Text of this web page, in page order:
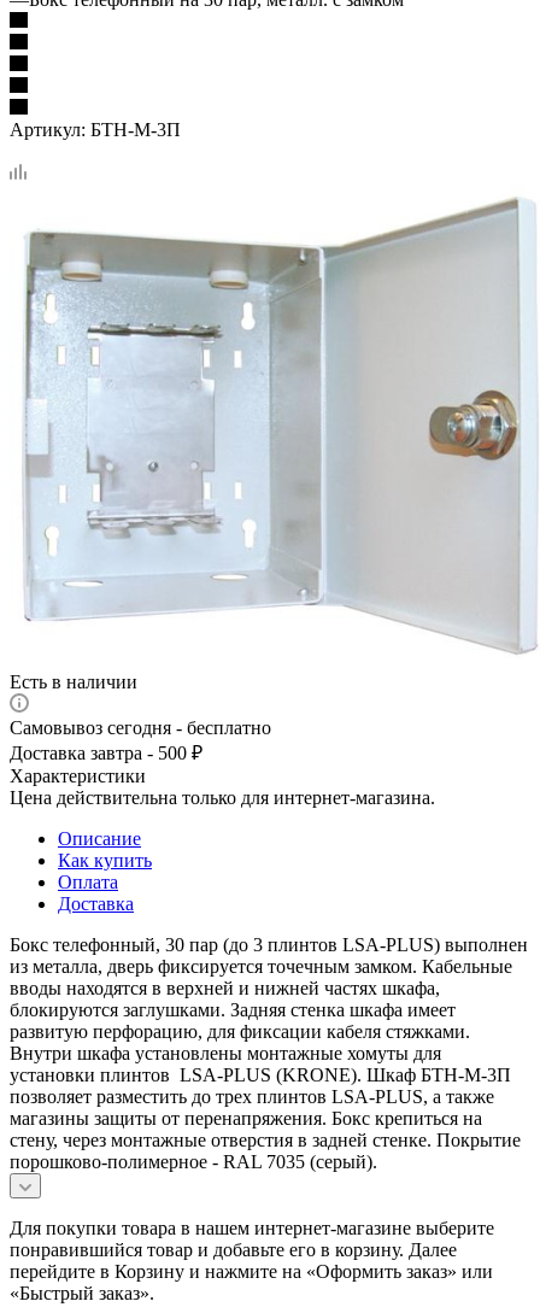
Артикул: БТН-М-3П
Есть в наличии
Самовывоз сегодня - бесплатно
Доставка завтра - 500 ₽
Характеристики
Цена действительна только для интернет-магазина.
Описание
Как купить
Оплата
Доставка
Бокс телефонный, 30 пар (до 3 плинтов LSA-PLUS) выполнен
из металла, дверь фиксируется точечным замком. Кабельные
вводы находятся в верхней и нижней частях шкафа,
блокируются заглушками. Задняя стенка шкафа имеет
развитую перфорацию, для фиксации кабеля стяжками.
Внутри шкафа установлены монтажные хомуты для
установки плинтов LSA-PLUS (KRONE). Шкаф БТН-М-3П
позволяет разместить до трех плинтов LSA-PLUS, а также
магазины защиты от перенапряжения. Бокс крепиться на
стену, через монтажные отверстия в задней стенке. Покрытие
порошково-полимерное - RAL 7035 (серый).
Для покупки товара в нашем интернет-магазине выберите
понравившийся товар и добавьте его в корзину. Далее
перейдите в Корзину и нажмите на «Оформить заказ» или
«Быстрый заказ».